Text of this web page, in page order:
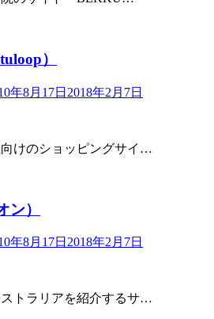
）
年8月17日 2018年2月7日
けのショッピングサイ…
ン）
年8月17日 2018年2月7日
トラリアを紹介するサ…